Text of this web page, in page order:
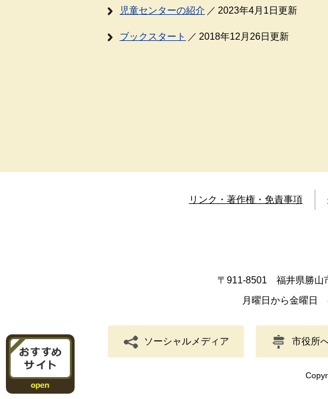
児童センターの紹介 2023年4月1日更新
ブックスタート 2018年12月26日更新
リンク・著作権・免責事項
〒911-8501 福井県勝山
月曜日から金曜日
ソーシャルメディア 市役所